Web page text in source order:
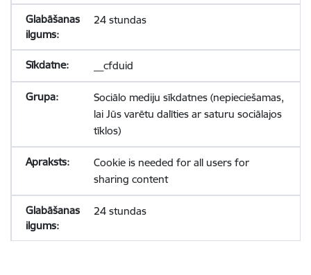
24 stundas
__cfduid
Sociālo mediju sīkdatnes (nepieciešamas,
lai Jūs varētu dalīties ar saturu sociālajos
tīklos)
Cookie is needed for all users for
sharing content
24 stundas